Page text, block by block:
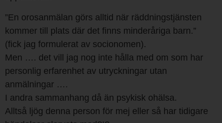
”En orosanmälan görs alltid när räddningstjänsten
kommer till plats där det finns minderåriga barn.”
(fick jag formulerat av socionomen).
Men …. det vill jag nog inte hålla med om som har
personlig erfarenhet av utryckningar utan
anmälningar ….
I andra sammanhang då än psykisk ohälsa.
Alltså ljög denna person för mej eller så har tidigare